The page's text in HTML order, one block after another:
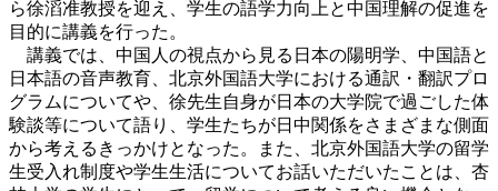
ら徐滔准教授を迎え、学生の語学力向上と中国理解の促進を
目的に講義を行った。
講義では、中国人の視点から見る日本の陽明学、中国語と
日本語の音声教育、北京外国語大学における通訳・翻訳プロ
グラムについてや、徐先生自身が日本の大学院で過ごした体
験談等について語り、学生たちが日中関係をさまざまな側面
から考えるきっかけとなった。また、北京外国語大学の留学
生受入れ制度や学生生活についてお話いただいたことは、杏